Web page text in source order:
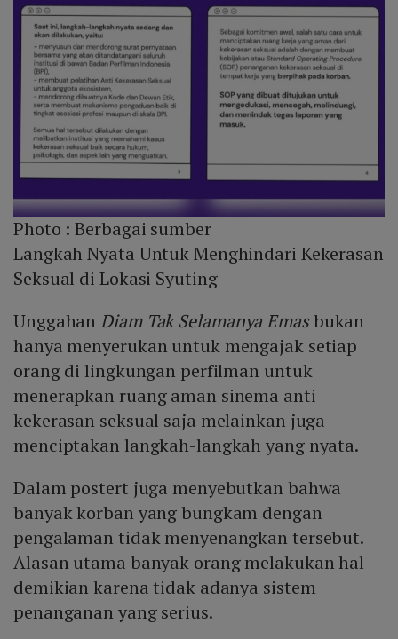
Photo :Berbagai sumber
Langkah Nyata Untuk Menghindari Kekerasan
Seksual di Lokasi Syuting
Unggahan Diam Tak Selamanya Emasbukan
hanya menyerukan untuk mengajak setiap
orang di lingkungan perfilman untuk
menerapkan ruang aman sinema anti
kekerasan seksual saja melainkan juga
menciptakan langkah-langkah yang nyata.
Dalam postert juga menyebutkan bahwa
banyak korban yang bungkam dengan
pengalaman tidak menyenangkan tersebut.
Alasan utama banyak orang melakukan hal
demikian karena tidak adanya sistem
penanganan yang serius.